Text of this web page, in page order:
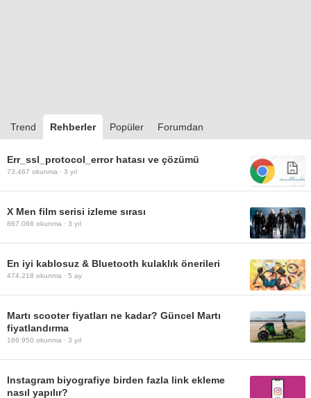
Trend Rehberler Popüler Forumdan
Err_ssl_protocol_error hatası ve çözümü
73.467 okunma · 3 yıl
X Men film serisi izleme sırası
867.066 okunma · 3 yıl
En iyi kablosuz & Bluetooth kulaklık önerileri
474.218 okunma · 5 ay
Martı scooter fiyatları ne kadar? Güncel Martı
fiyatlandırma
186.950 okunma · 3 yıl
Instagram biyografiye birden fazla link ekleme
nasıl yapılır?